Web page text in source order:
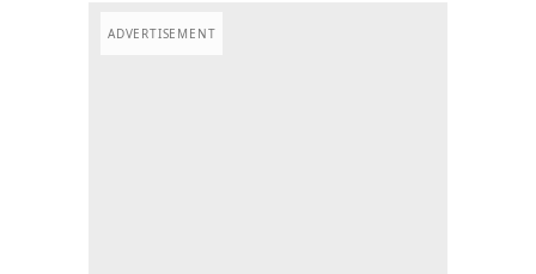
ADVERTISEMENT